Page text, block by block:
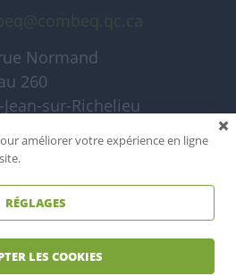
Normand
260
Jean-sur-Richelieu
- Combeq 2026
Reactif agence web
améliorer votre expérience en ligne
RÉGLAGES
LES COOKIES